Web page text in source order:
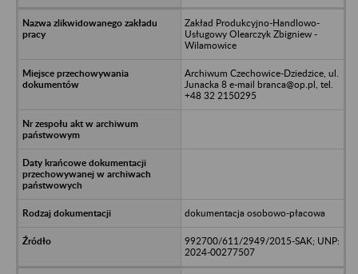
Zakład Produkcyjno-Handlowo-
Usługowy Olearczyk Zbigniew -
Wilamowice
Archiwum Czechowice-Dziedzice, ul.
Junacka 8 e-mail branca@op.pl, tel.
+48 32 2150295
dokumentacja osobowo-płacowa
992700/611/2949/2015-SAK; UNP:
2024-00277507